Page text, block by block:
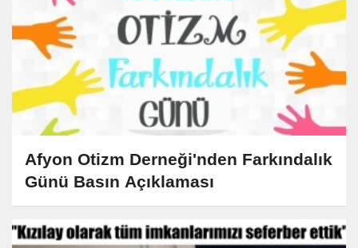
Afyon Otizm Derneği'nden Farkındalık
Günü Basın Açıklaması